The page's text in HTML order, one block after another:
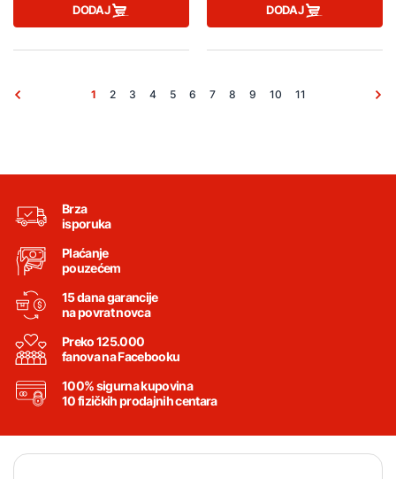
DODAJ DODAJ
1 2 3 4 5 6 7 8 9 10 11
Brza
isporuka
Plaćanje
pouzećem
15 dana garancije
na povrat novca
Preko 125.000
fanova na Facebooku
100% sigurna kupovina
10 fizičkih prodajnih centara